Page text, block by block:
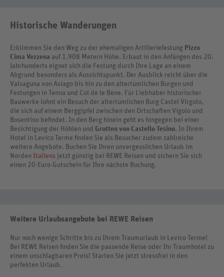
Historische Wanderungen
Erklimmen Sie den Weg zu der ehemaligen Artilleriefestung Pizzo
Cima Vezzena auf 1.908 Metern Höhe. Erbaut in den Anfängen des 20.
Jahrhunderts eignet sich die Festung durch Ihre Lage an einem
Abgrund besonders als Aussichtspunkt. Der Ausblick reicht über die
Valsaguna von Asiago bis hin zu den altertümlichen Burgen und
Festungen in Tenna und Col de le Bene. Für Liebhaber historischer
Bauwerke lohnt ein Besuch der altertümlichen Burg Castel Virgolo,
die sich auf einem Berggipfel zwischen den Ortschaften Vigolo und
Bosentino befindet. In den Berg hinein geht es hingegen bei einer
Besichtigung der Höhlen und Grotten von Castello Tesino. In Ihrem
Hotel in Levico Terme finden Sie als Besucher zudem zahlreiche
weitere Angebote. Buchen Sie Ihren unvergesslichen Urlaub im
Norden Italiens jetzt günstig bei REWE Reisen und sichern Sie sich
einen 20-Euro-Gutschein für Ihre nächste Buchung.
Weitere Urlaubsangebote bei REWE Reisen
Nur noch wenige Schritte bis zu Ihrem Traumurlaub in Levico Terme!
Bei REWE Reisen finden Sie die passende Reise oder Ihr Traumhotel zu
einem unschlagbaren Preis! Starten Sie jetzt stressfrei in den
perfekten Urlaub.